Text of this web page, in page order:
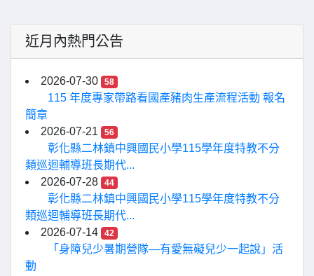
近月內熱門公告
2026-07-30 58
115 年度專家帶路看國產豬肉生產流程活動 報名
簡章
2026-07-21
56
彰化縣二林鎮中興國民小學115學年度特教不分
類巡迴輔導班長期代...
2026-07-28
44
彰化縣二林鎮中興國民小學115學年度特教不分
類巡迴輔導班長期代...
2026-07-14
42
「身障兒少暑期營隊—有愛無礙兒少一起說」活
動